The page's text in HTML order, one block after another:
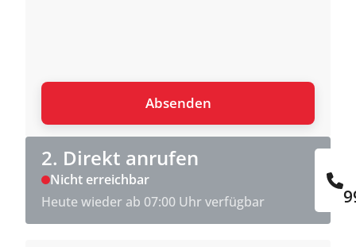
2. Direkt anrufen
Nicht erreichbar
Heute wieder ab 07:00 Uhr verfügbar